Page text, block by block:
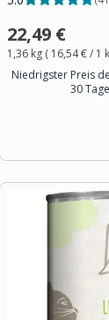
22,49 €
1,36 kg ( 16,54 €/ 1
Niedrigster Preis
30